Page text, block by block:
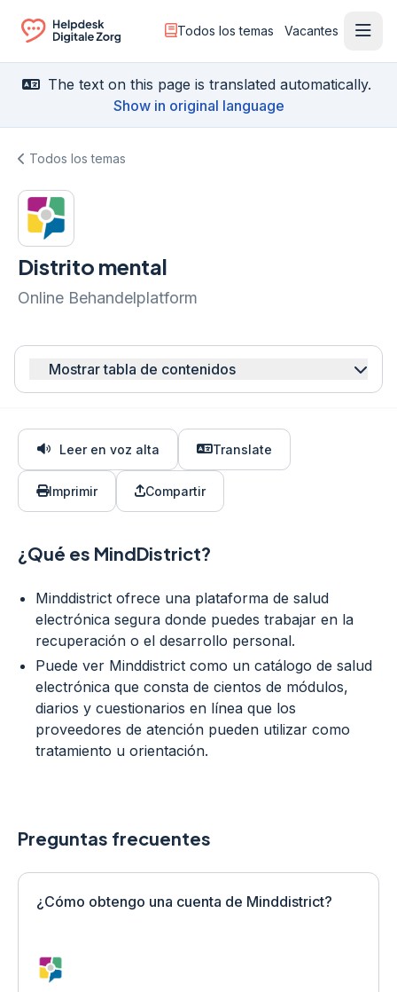
Ga naar de homepagina
Todos los temas Vacantes
The text on this page is translated automatically.
Show in original language
Todos los temas
Distrito mental
Online Behandelplatform
Mostrar tabla de contenidos
Leer en voz alta Translate
Imprimir Compartir
¿Qué es MindDistrict?
Minddistrict ofrece una plataforma de salud
electrónica segura donde puedes trabajar en la
recuperación o el desarrollo personal.
Puede ver Minddistrict como un catálogo de salud
electrónica que consta de cientos de módulos,
diarios y cuestionarios en línea que los
proveedores de atención pueden utilizar como
tratamiento u orientación.
Preguntas frecuentes
¿Cómo obtengo una cuenta de Minddistrict?